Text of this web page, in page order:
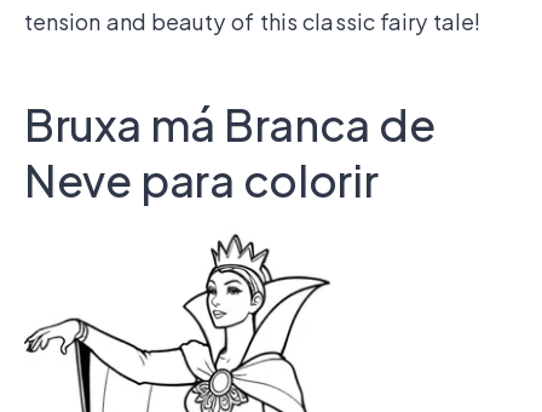
tension and beauty of this classic fairy tale!
Bruxa má Branca de
Neve para colorir